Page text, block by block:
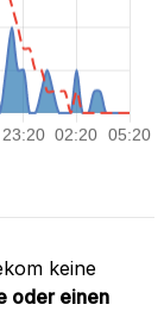
keine
oder einen